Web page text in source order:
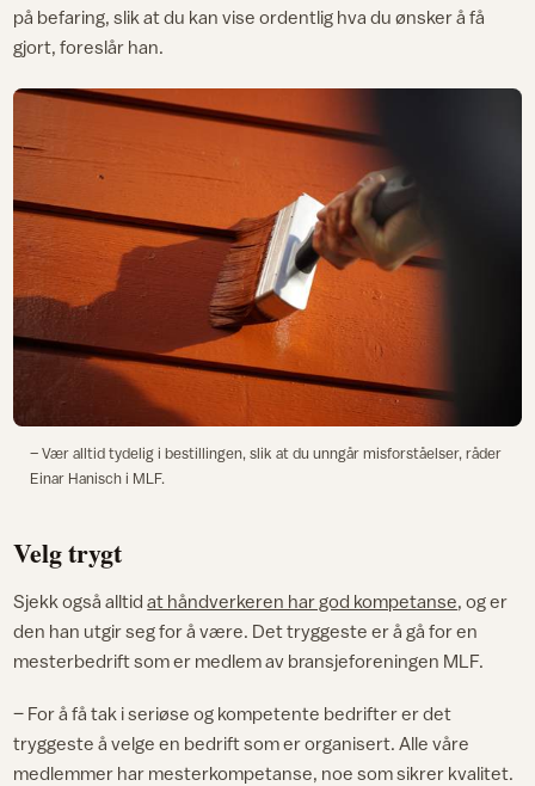
på befaring, slik at du kan vise ordentlig hva du ønsker å få
gjort, foreslår han.
– Vær alltid tydelig i bestillingen, slik at du unngår misforståelser, råder
Einar Hanisch i MLF.
Velg trygt
Sjekk også alltidat håndverkeren har god kompetanse, og er
den han utgir seg for å være. Det tryggeste er å gå for en
mesterbedrift som er medlem av bransjeforeningen MLF.
– For å få tak i seriøse og kompetente bedrifter er det
tryggeste å velge en bedrift som er organisert. Alle våre
medlemmer har mesterkompetanse, noe som sikrer kvalitet.